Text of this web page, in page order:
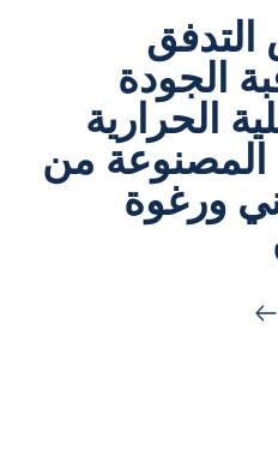
الجودة
الحرارية
المصنوعة من
ورغوة